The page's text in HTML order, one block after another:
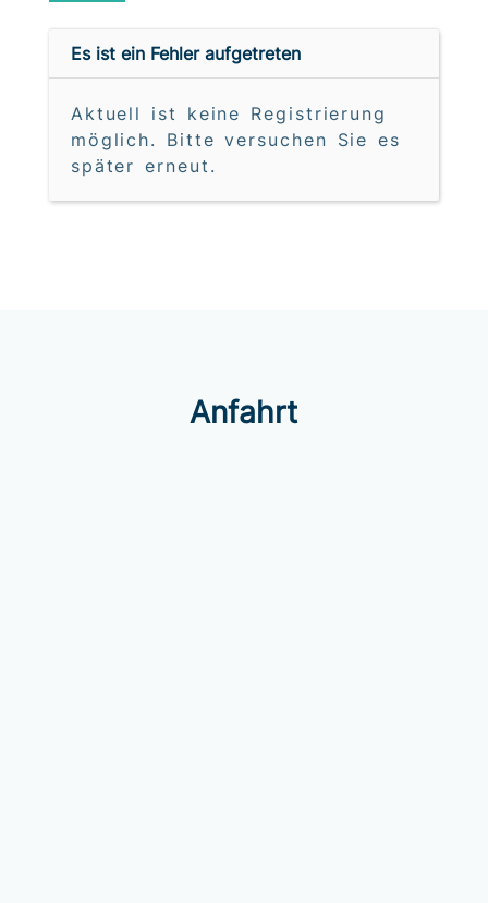
Es ist ein Fehler aufgetreten
Aktuell ist keine Registrierung
möglich. Bitte versuchen Sie es
später erneut.
Anfahrt